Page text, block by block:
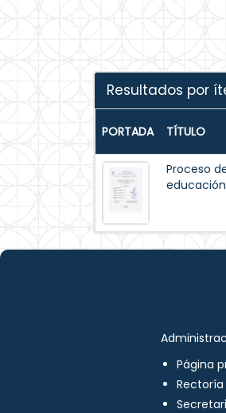
Resultados por
PORTADA TÍTULO
Proceso
Página
Rectoría